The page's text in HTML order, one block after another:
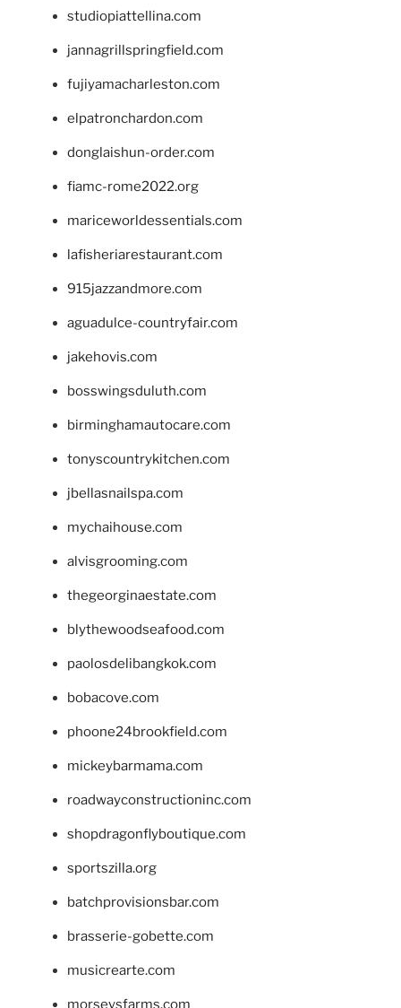
studiopiattellina.com
jannagrillspringfield.com
fujiyamacharleston.com
elpatronchardon.com
donglaishun-order.com
fiamc-rome2022.org
mariceworldessentials.com
lafisheriarestaurant.com
915jazzandmore.com
aguadulce-countryfair.com
jakehovis.com
bosswingsduluth.com
birminghamautocare.com
tonyscountrykitchen.com
jbellasnailspa.com
mychaihouse.com
alvisgrooming.com
thegeorginaestate.com
blythewoodseafood.com
paolosdelibangkok.com
bobacove.com
phoone24brookfield.com
mickeybarmama.com
roadwayconstructioninc.com
shopdragonflyboutique.com
sportszilla.org
batchprovisionsbar.com
brasserie-gobette.com
musicrearte.com
morseysfarms.com